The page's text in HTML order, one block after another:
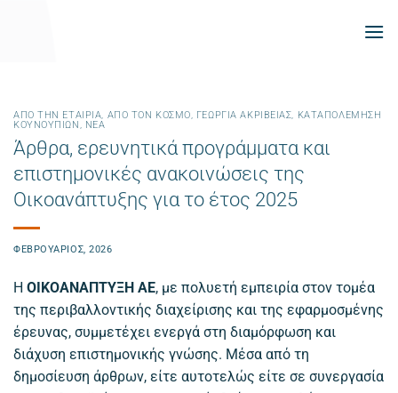
ΑΠΌ ΤΗΝ ΕΤΑΙΡΊΑ, ΑΠΌ ΤΟΝ ΚΌΣΜΟ, ΓΕΩΡΓΊΑ ΑΚΡΙΒΕΊΑΣ, ΚΑΤΑΠΟΛΈΜΗΣΗ
ΚΟΥΝΟΥΠΙΏΝ, ΝΕΑ
Άρθρα, ερευνητικά προγράμματα και
επιστημονικές ανακοινώσεις της
Οικοανάπτυξης για το έτος 2025
ΦΕΒΡΟΥΆΡΙΟΣ, 2026
Η ΟΙΚΟΑΝΑΠΤΥΞΗ ΑΕ, με πολυετή εμπειρία στον τομέα
της περιβαλλοντικής διαχείρισης και της εφαρμοσμένης
έρευνας, συμμετέχει ενεργά στη διαμόρφωση και
διάχυση επιστημονικής γνώσης. Μέσα από τη
δημοσίευση άρθρων, είτε αυτοτελώς είτε σε συνεργασία